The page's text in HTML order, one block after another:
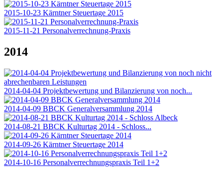
2015-10-23 Kärntner Steuertage 2015
2015-11-21 Personalverrechnung-Praxis
2014
2014-04-04 Projektbewertung und Bilanzierung von noch...
2014-04-09 BBCK Generalversammlung 2014
2014-08-21 BBCK Kulturtag 2014 - Schloss...
2014-09-26 Kärntner Steuertage 2014
2014-10-16 Personalverrechnungspraxis Teil 1+2